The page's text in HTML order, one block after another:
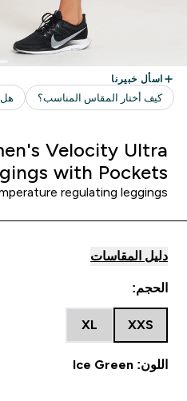
Velocity Ultra
with Pockets
regulating leggings
دليل المقاسات
الحجم:
XXS
XL
اللون: Ice Green